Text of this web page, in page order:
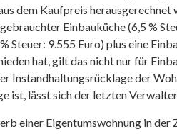
dem Kaufpreis
Einbauküche (6,5 %
Steuer: 9.555 Euro) plus eine
hat, gilt das nicht nur für
Instandhaltungsrücklage der
ist, lässt sich der letzten
einer Eigentumswohnung in